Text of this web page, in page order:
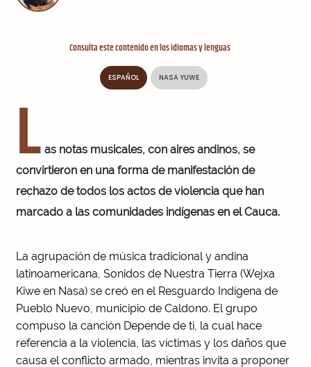
Consulta este contenido en los idiomas y lenguas
ESPAÑOL NASA YUWE
L as notas musicales, con aires andinos, se
convirtieron en una forma de manifestación de
rechazo de todos los actos de violencia que han
marcado a las comunidades indígenas en el Cauca.
La agrupación de música tradicional y andina
latinoamericana, Sonidos de Nuestra Tierra (Wejxa
Kiwe en Nasa) se creó en el Resguardo Indígena de
Pueblo Nuevo, municipio de Caldono. El grupo
compuso la canción Depende de ti, la cual hace
referencia a la violencia, las víctimas y los daños que
causa el conflicto armado, mientras invita a proponer